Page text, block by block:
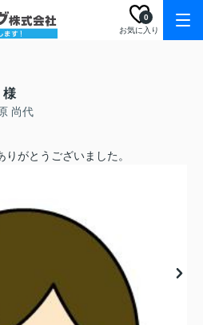
お気に入り
0
尚代
がとうございました。